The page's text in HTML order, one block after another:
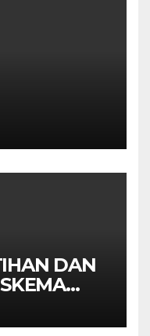
DAN